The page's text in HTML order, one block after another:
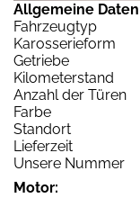
Allgemeine
Fahrzeugtyp
Karosserieform
Getriebe
Kilometerstand
Anzahl der Türen
Farbe
Standort
Lieferzeit
Unsere Nummer
Motor: